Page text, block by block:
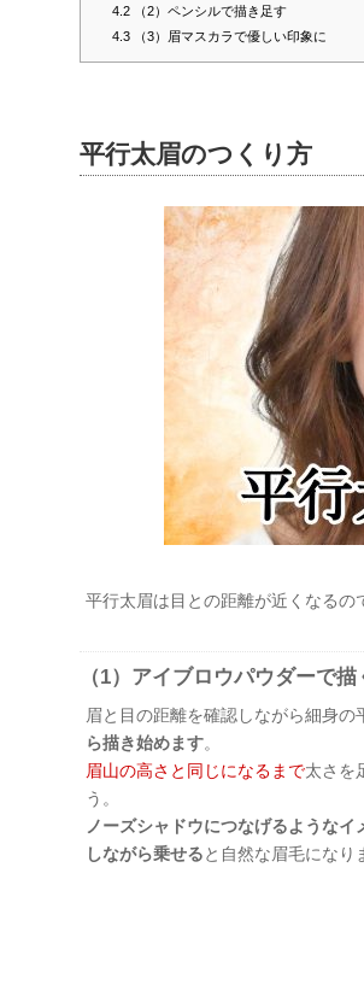
4.2（2）ペンシルで描き足す
4.3（3）眉マスカラで優しい印象に
平行太眉のつくり方
平行太眉は目との距離が近くなるの
（1）アイブロウパウダーで描
眉と目の距離を確認しながら細身の
ら描き始めます。
眉山の高さと同じになるまで太さを
う。
ノーズシャドウにつなげるようなイ
しながら乗せると自然な眉毛になり